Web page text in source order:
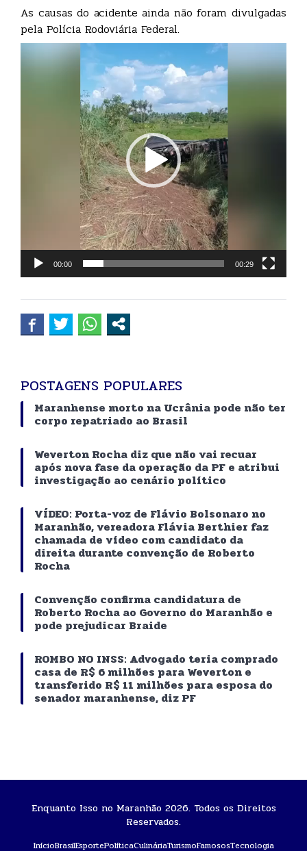
As causas do acidente ainda não foram divulgadas
pela Polícia Rodoviária Federal.
Tocador
de
00:00 00:29
POSTAGENS POPULARES
Maranhense morto na Ucrânia pode não ter
corpo repatriado ao Brasil
Weverton Rocha diz que não vai recuar
após nova fase da operação da PF e atribui
investigação ao cenário político
VÍDEO: Porta-voz de Flávio Bolsonaro no
Maranhão, vereadora Flávia Berthier faz
chamada de vídeo com candidato da
direita durante convenção de Roberto
Rocha
Convenção confirma candidatura de
Roberto Rocha ao Governo do Maranhão e
pode prejudicar Braide
ROMBO NO INSS: Advogado teria comprado
casa de R$ 6 milhões para Weverton e
transferido R$ 11 milhões para esposa do
senador maranhense, diz PF
Enquanto Isso no Maranhão 2026. Todos os Direitos
Reservados.
InícioBrasilEsportePolíticaCulináriaTurismoFamososTecnologia